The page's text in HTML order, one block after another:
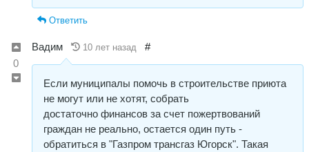
Ответить
0
Вадим 10 лет назад #
Если муниципалы помочь в строительстве приюта
не могут или не хотят, собрать
достаточно финансов за счет пожертвований
граждан не реально, остается один путь -
обратиться в "Газпром трансгаз Югорск". Такая